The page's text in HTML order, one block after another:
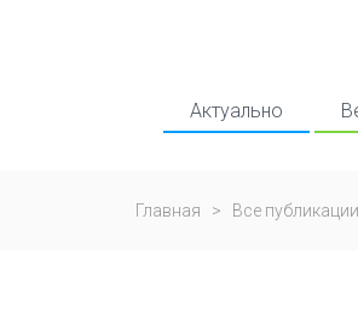
Актуально
Главная > Все публикации